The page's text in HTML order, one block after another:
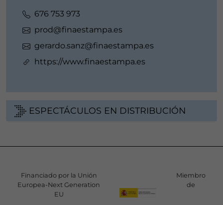
676 753 973
prod@finaestampa.es
gerardo.sanz@finaestampa.es
https://www.finaestampa.es
ESPECTÁCULOS EN DISTRIBUCIÓN
Financiado por la Unión
Europea-Next Generation
EU
Miembro
de